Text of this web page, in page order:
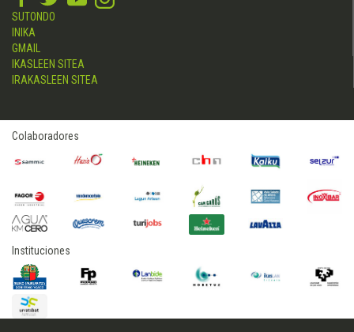
SUTONDO
INIKA
GMAIL
IKASLEEN SITEA
IRAKASLEEN SITEA
Colaboradores
Instituciones